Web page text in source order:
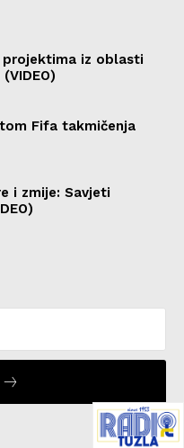
iz oblasti
Fifa takmičenja
i zmije: Savjeti